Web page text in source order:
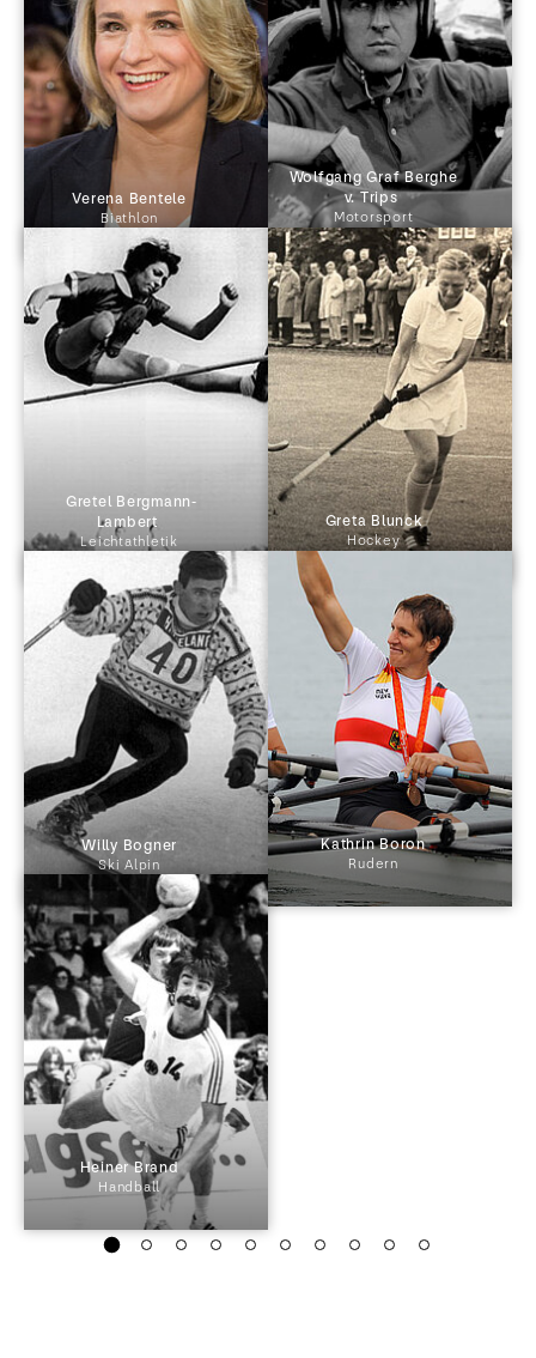
Verena Bentele
Biathlon
Wolfgang Graf Berghe
v. Trips
Motorsport
Lambert
Leichtathletik
Greta Blunck
Hockey
Willy Bogner
Ski Alpin
Kathrin Boron
Rudern
Heiner Brand
Handball